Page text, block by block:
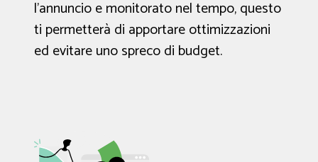
l’annuncio e monitorato nel tempo, questo
ti permetterà di apportare ottimizzazioni
ed evitare uno spreco di budget.